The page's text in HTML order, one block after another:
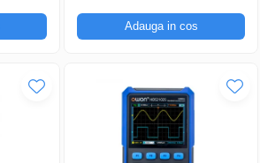
Adauga in cos